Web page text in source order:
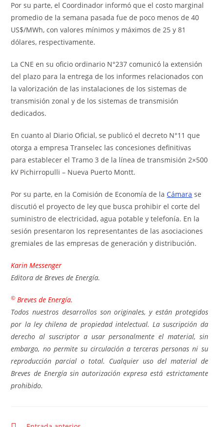
Por su parte, el Coordinador informó que el costo marginal
promedio de la semana pasada fue de poco menos de 40
US$/MWh, con valores mínimos y máximos de 25 y 81
dólares, respectivamente.
La CNE en su oficio ordinario N°237 comunicó la extensión
del plazo para la entrega de los informes relacionados con
la valorización de las instalaciones de los sistemas de
transmisión zonal y de los sistemas de transmisión
dedicados.
En cuanto al Diario Oficial, se publicó el decreto N°11 que
otorga a empresa Transelec las concesiones definitivas
para establecer el Tramo 3 de la línea de transmisión 2×500
kV Pichirropulli – Nueva Puerto Montt.
Por su parte, en la Comisión de Economía de laCámara se
discutió el proyecto de ley que busca prohibir el corte del
suministro de electricidad, agua potable y telefonía. En la
sesión presentaron los representantes de las asociaciones
gremiales de las empresas de generación y distribución.
Karin Messenger
Editora de Breves de Energía.
© Breves de Energía.
Todos nuestros desarrollos son originales, y están protegidos
por la ley chilena de propiedad intelectual. La suscripción da
derecho al suscriptor a usar personalmente el material, sin
embargo, no permite su circulación a terceras personas ni su
reproducción parcial o total. Cualquier uso del material de
Breves de Energía sin autorización expresa está estrictamente
prohibido.